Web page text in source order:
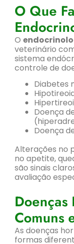
O Que
O
veterinário
sistema
controle de
Diabetes
Doença
Doença
Alterações no
no apetite,
são sinais
avaliação
Doenças
Comuns
As doenças
formas